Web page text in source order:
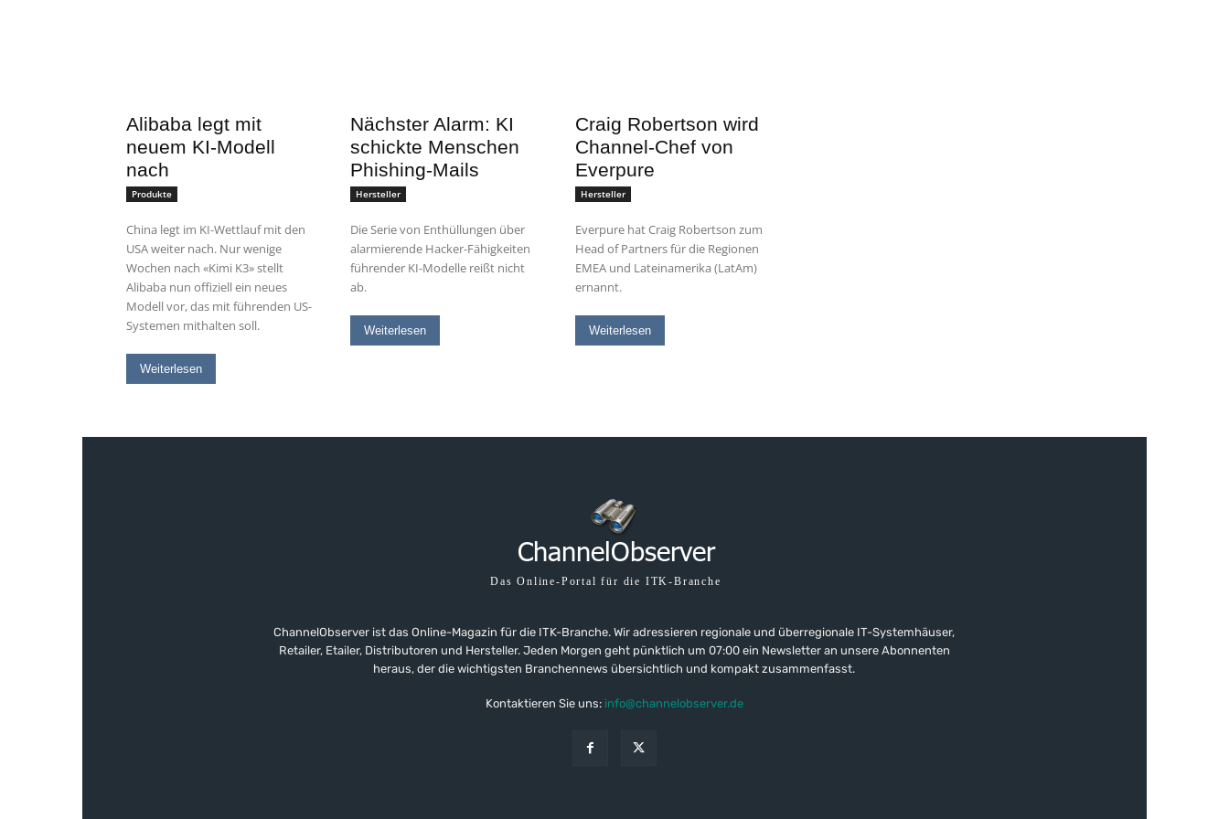
Alibaba legt mit
neuem KI-Modell
nach
Produkte
China legt im KI-Wettlauf mit den
USA weiter nach. Nur wenige
Wochen nach «Kimi K3» stellt
Alibaba nun offiziell ein neues
Modell vor, das mit führenden US-
Systemen mithalten soll.
Weiterlesen
Nächster Alarm: KI
schickte Menschen
Phishing-Mails
Hersteller
Die Serie von Enthüllungen über
alarmierende Hacker-Fähigkeiten
führender KI-Modelle reißt nicht
ab.
Weiterlesen
Craig Robertson wird
Channel-Chef von
Everpure
Hersteller
Everpure hat Craig Robertson zum
Head of Partners für die Regionen
EMEA und Lateinamerika (LatAm)
ernannt.
Weiterlesen
Das Online-Portal für die ITK-Branche
ChannelObserver ist das Online-Magazin für die ITK-Branche. Wir adressieren regionale und überregionale IT-Systemhäuser,
Retailer, Etailer, Distributoren und Hersteller. Jeden Morgen geht pünktlich um 07:00 ein Newsletter an unsere Abonnenten
heraus, der die wichtigsten Branchennews übersichtlich und kompakt zusammenfasst.
Kontaktieren Sie uns: info@channelobserver.de